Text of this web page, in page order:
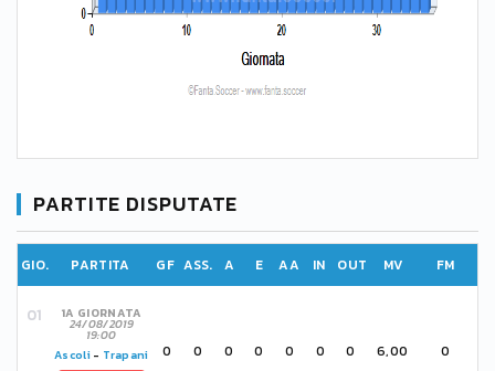
PARTITE DISPUTATE
GIO. PARTITA GF ASS. A E AA IN OUT MV FM
1A GIORNATA
24/08/2019
19:00
Ascoli - Trapani 0 0 0 0 0 0 0 6,00 0